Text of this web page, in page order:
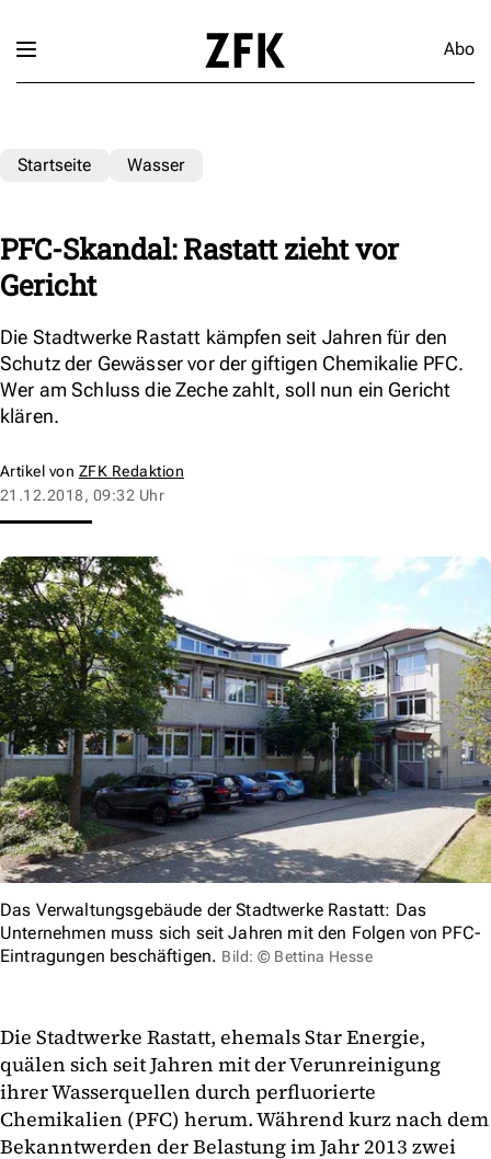
Abo
Startseite Wasser
PFC-Skandal: Rastatt zieht vor
Gericht
Die Stadtwerke Rastatt kämpfen seit Jahren für den
Schutz der Gewässer vor der giftigen Chemikalie PFC.
Wer am Schluss die Zeche zahlt, soll nun ein Gericht
klären.
Artikel von ZFK Redaktion
21.12.2018, 09:32 Uhr
Das Verwaltungsgebäude der Stadtwerke Rastatt: Das
Unternehmen muss sich seit Jahren mit den Folgen von PFC-
Eintragungen beschäftigen. Bild: © Bettina Hesse
Die Stadtwerke Rastatt, ehemals Star Energie,
quälen sich seit Jahren mit der Verunreinigung
ihrer Wasserquellen durch perfluorierte
Chemikalien (PFC) herum. Während kurz nach dem
Bekanntwerden der Belastung im Jahr 2013 zwei